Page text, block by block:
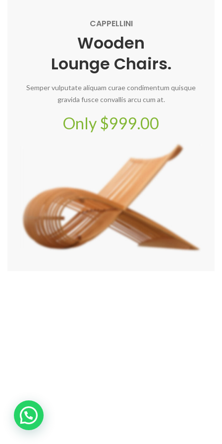
CAPPELLINI
Wooden
Lounge Chairs.
Semper vulputate aliquam curae condimentum quisque
gravida fusce convallis arcu cum at.
Only $999.00